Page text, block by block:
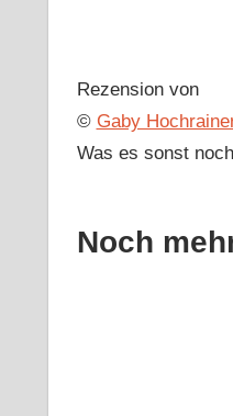
Rezension von
© Gaby
Was es sonst
Noch